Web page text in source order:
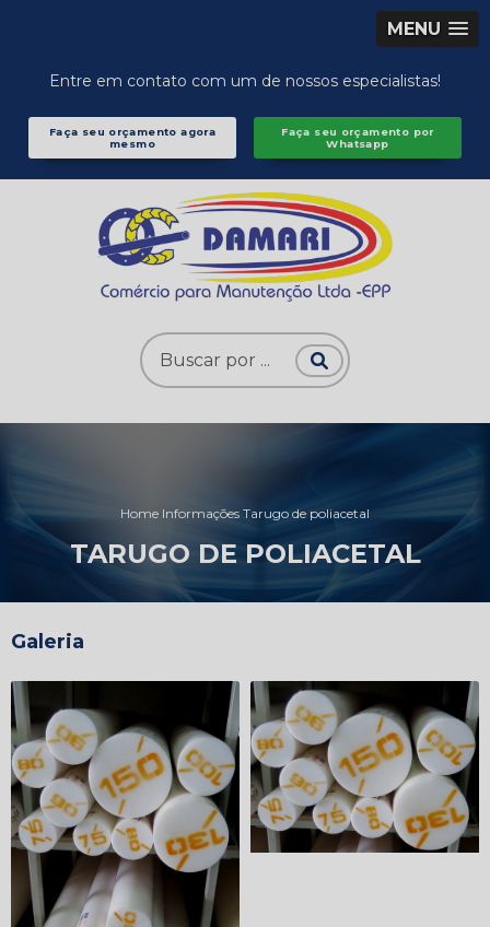
MENU
Entre em contato com um de nossos especialistas!
Faça seu orçamento agora
mesmo
Faça seu orçamento por
Whatsapp
Home Informações Tarugo de poliacetal
TARUGO DE POLIACETAL
Galeria